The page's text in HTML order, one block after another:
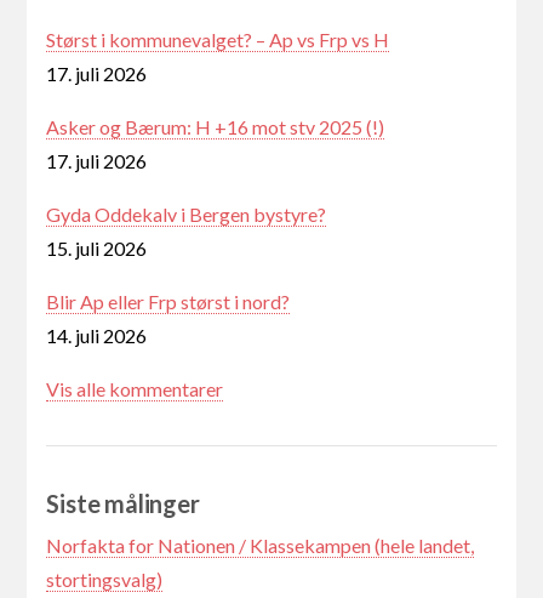
Størst i kommunevalget? – Ap vs Frp vs H
17. juli 2026
Asker og Bærum: H +16 mot stv 2025 (!)
17. juli 2026
Gyda Oddekalv i Bergen bystyre?
15. juli 2026
Blir Ap eller Frp størst i nord?
14. juli 2026
Vis alle kommentarer
Siste målinger
Norfakta for Nationen / Klassekampen (hele landet,
stortingsvalg)